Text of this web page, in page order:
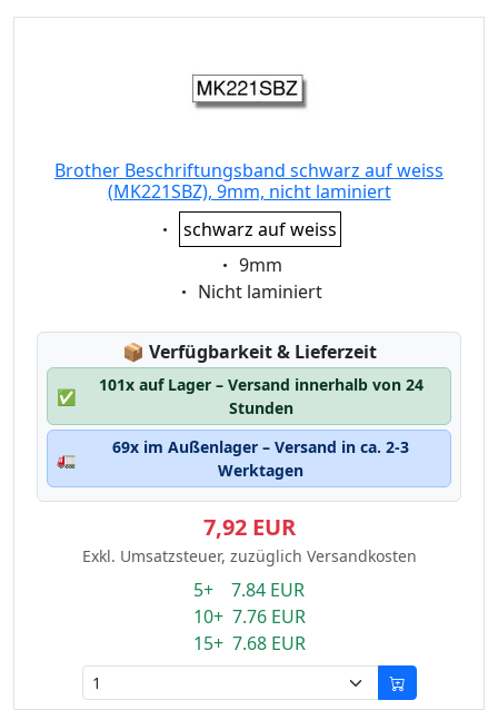
Brother Beschriftungsband schwarz auf weiss
(MK221SBZ), 9mm, nicht laminiert
Eigenschaft:
schwarz auf weiss
Eigenschaft:
9mm
Eigenschaft:
Nicht laminiert
📦 Lagerstatus:
Verfügbarkeit & Lieferzeit
✅
101x auf Lager – Versand innerhalb von 24
Stunden
🚛
69x im Außenlager – Versand in ca. 2-3
Werktagen
7,92 EUR
Exkl. Umsatzsteuer, zuzüglich Versandkosten
5+ 7.84 EUR
10+ 7.76 EUR
15+ 7.68 EUR